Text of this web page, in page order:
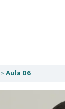
Aula 06